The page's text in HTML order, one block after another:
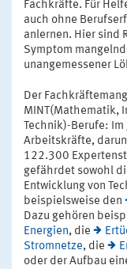
Fachkräfte. Für
auch ohne
anlernen. Hier sind
Symptom
unangemessener
Der
MINT(Mathematik,
Technik)-Berufe:
Arbeitskräfte,
122.300
gefährdet sowohl
Entwicklung von
beispielsweise den
Dazu gehören
Energien, die
Stromnetze, die
oder der Aufbau